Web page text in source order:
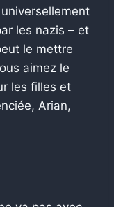
les nazis – et
le mettre
aimez le
les filles et
Arian,